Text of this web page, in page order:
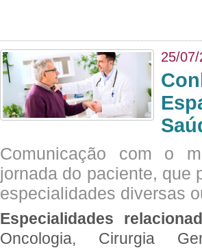
25/
Comunicação com o
jornada do paciente, que
especialidades diversas
Especialidades
Oncologia, Cirurgia